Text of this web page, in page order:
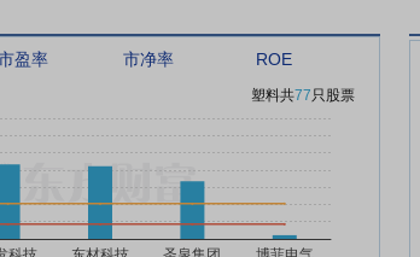
盈率 市净率 ROE
塑料共77只股票